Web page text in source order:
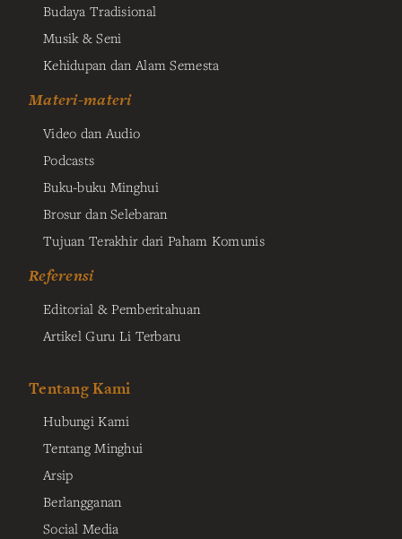
Budaya Tradisional
Musik & Seni
Kehidupan dan Alam Semesta
Materi-materi
Video dan Audio
Podcasts
Buku-buku Minghui
Brosur dan Selebaran
Tujuan Terakhir dari Paham Komunis
Referensi
Editorial & Pemberitahuan
Artikel Guru Li Terbaru
Tentang Kami
Hubungi Kami
Tentang Minghui
Arsip
Berlangganan
Social Media